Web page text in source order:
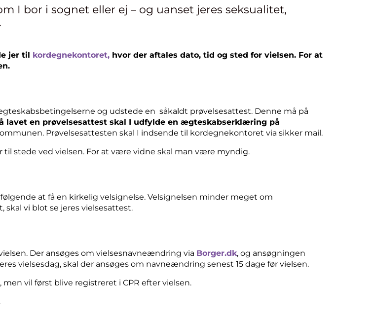
I bor i sognet eller ej – og uanset jeres seksualitet,
jer til kordegnekontoret, hvor der aftales dato, tid og sted for vielsen. For at
og udstede en såkaldt prøvelsesattest. Denne må på
lavet en prøvelsesattest skal I udfylde en ægteskabserklæring på
Prøvelsesattesten skal I indsende til kordegnekontoret via sikker mail.
til stede ved vielsen. For at være vidne skal man være myndig.
at få en kirkelig velsignelse. Velsignelsen minder meget om
vi blot se jeres vielsesattest.
Der ansøges om vielsesnavneændring via Borger.dk, og ansøgningen
vielsesdag, skal der ansøges om navneændring senest 15 dage før vielsen.
vil først blive registreret i CPR efter vielsen.